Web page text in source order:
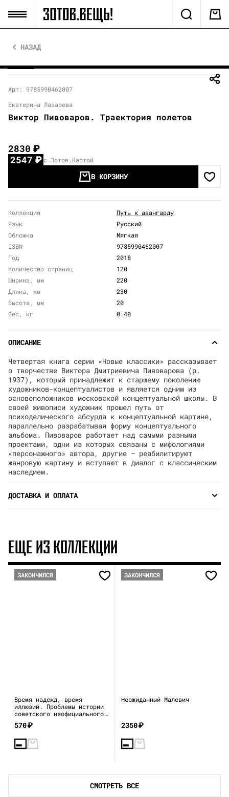
НАЗАД
Арт: 9785990462007
Екатерина Лазарева
Виктор Пивоваров. Траектория полетов
2830₽
2547₽ с Зотов.Картой
В КОРЗИНУ
Коллекция
Путь к авангарду
Язык
Русский
Обложка
Мягкая
ISBN
9785990462007
Год
2018
Количество страниц
120
Ширина, мм
220
Длина, мм
230
Высота, мм
20
Вес, кг
0.40
ОПИСАНИЕ
Четвертая книга серии «Новые классики» рассказывает
о творчестве Виктора Дмитриевича Пивоварова (р.
1937), который принадлежит к старшему поколению
художников-концептуалистов и является одним из
основоположников московской концептуальной школы. В
своей живописи художник прошел путь от
психоделического абсурда к концептуальной картине,
параллельно разрабатывая форму концептуального
альбома. Пивоваров работает над самыми разными
проектами, одни из которых связаны с мифологиями
«персонажного» автора, другие — реабилитируют
жанровую картину и вступают в диалог с классическим
наследием.
ДОСТАВКА И ОПЛАТА
ЕЩЕ ИЗ КОЛЛЕКЦИИ
ЗАКОНЧИЛСЯ
Время надежд, время
иллюзий. Проблемы истории
советского неофициального
искусства. 1950–1960 годы
570₽
ЗАКОНЧИЛСЯ
Неожиданный Малевич
2350₽
СМОТРЕТЬ ВСЕ